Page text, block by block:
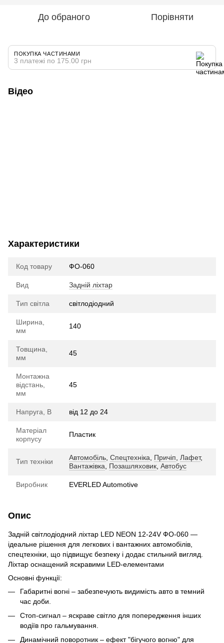
До обраного Порівняти
ПОКУПКА ЧАСТИНАМИ
3 платежі по 175.00 грн
Відео
Характеристики
Код товару ФО-060
Вид Задній ліхтар
Тип світла cвітлодіодний
Ширина,
мм
140
Товщина,
мм
45
Монтажна
відстань,
мм
45
Напруга, В від 12 до 24
Матеріал
корпусу
Пластик
Тип техніки Автомобіль Спецтехніка Причіп Лафет,
Вантажівка
Позашляховик Автобус
Виробник EVERLED Automotive
Опис
Задній світлодіодний ліхтар LED NEON 12-24V ФО-060 —
ідеальне рішення для легкових і вантажних автомобілів,
спецтехніки, що підвищує безпеку і додає стильний вигляд.
Ліхтар оснащений яскравими LED-елементами
Основні функції:
Габаритні вогні – забезпечують видимість авто в темний
час доби.
Стоп-сигнал – яскраве світло для попередження інших
водіїв про гальмування.
Динамічний поворотник – ефект "бігучого вогню" для